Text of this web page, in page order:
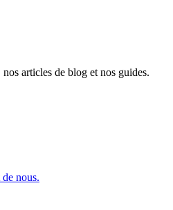
articles de blog et nos guides.
nous.